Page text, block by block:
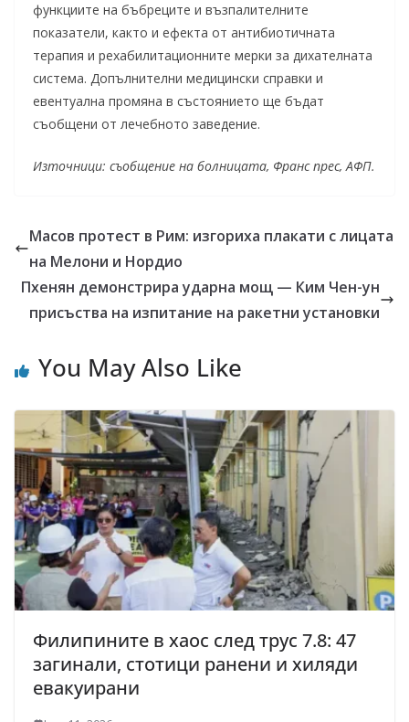
функциите на бъбреците и възпалителните
показатели, както и ефекта от антибиотичната
терапия и рехабилитационните мерки за дихателната
система. Допълнителни медицински справки и
евентуална промяна в състоянието ще бъдат
съобщени от лечебното заведение.
Източници: съобщение на болницата, Франс прес, АФП.
Масов протест в Рим: изгориха плакати с лицата
на Мелони и Нордио
Пхенян демонстрира ударна мощ — Ким Чен-ун
присъства на изпитание на ракетни установки
You May Also Like
Филипините в хаос след трус 7.8: 47
загинали, стотици ранени и хиляди
евакуирани